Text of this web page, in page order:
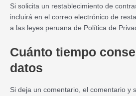
Si solicita un restablecimiento de
incluirá en el correo electrónico de
a las leyes peruana de Política de
Cuánto tiempo
datos
Si deja un comentario, el comentario y